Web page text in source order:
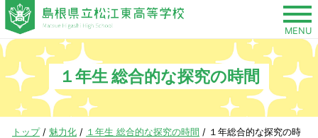
このページの本文へ
MENU
１年生 総合的な探究の時間
現
トップ/ 魅力化 / １年生 総合的な探究の時間 / １年総合的な探究の時